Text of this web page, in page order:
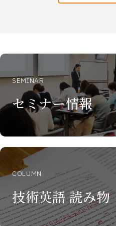
SEMINAR
セミナー情報
COLUMN
技術英語 読み物